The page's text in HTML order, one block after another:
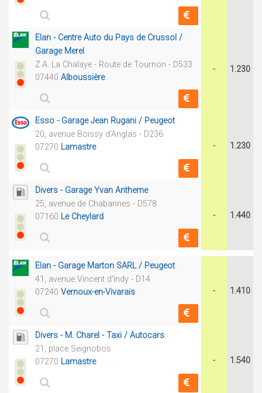
Elan - Centre Auto du Pays de Crussol /
Garage Merel
Z.A. La Chalaye - Route de Tournon - D533
07440 Alboussière
- 1.230
Esso - Garage Jean Rugani / Peugeot
20, avenue Boissy d'Anglas - D236
07270 Lamastre - 1.230
Divers - Garage Yvan Antheme
25, avenue de Chabannes - D578
07160 Le Cheylard - 1.440
Elan - Garage Marton SARL / Peugeot
41, avenue Vincent d'Indy - D14
07240 Vernoux-en-Vivarais - 1.410
Divers - M. Charel - Taxi / Autocars
21, place Seignobos
07270 Lamastre - 1.540